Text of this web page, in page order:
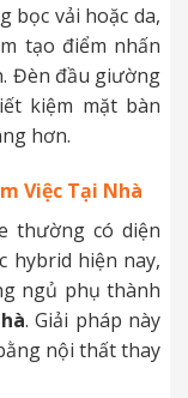
bọc vải hoặc da,
tạo điểm nhấn
Đèn đầu giường
kiệm mặt bàn
hơn.
Việc Tại Nhà
thường có diện
hybrid hiện nay,
ngủ phụ thành
. Giải pháp này
nội thất thay